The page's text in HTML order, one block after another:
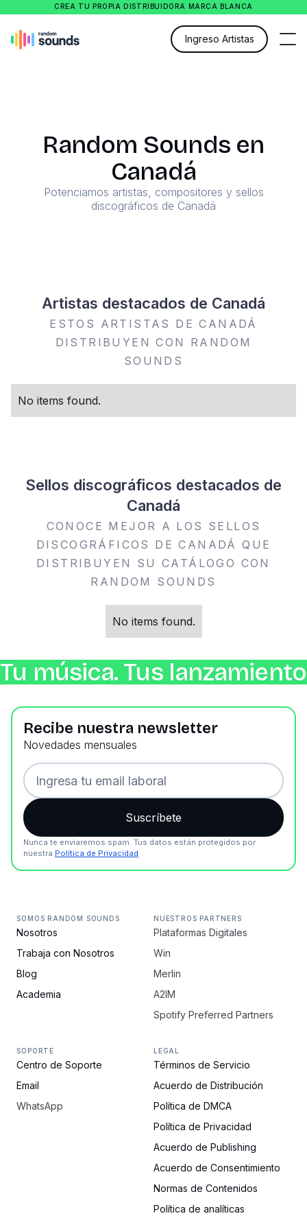
CREA TU PROPIA DISTRIBUIDORA MARCA BLANCA
Ingreso Artistas
Random Sounds en
Canadá
Potenciamos artistas, compositores y sellos
discográficos de Canadá
Artistas destacados de Canadá
ESTOS ARTISTAS DE CANADÁ
DISTRIBUYEN CON RANDOM
SOUNDS
No items found.
Sellos discográficos destacados de
Canadá
CONOCE MEJOR A LOS SELLOS
DISCOGRÁFICOS DE CANADÁ QUE
DISTRIBUYEN SU CATÁLOGO CON
RANDOM SOUNDS
No items found.
Tu música. Tus
Recibe nuestra newsletter
Novedades mensuales
Nunca te enviaremos spam. Tus datos están protegidos por
nuestra Política de Privacidad
SOMOS RANDOM SOUNDS
Nosotros
Trabaja con Nosotros
Blog
Academia
NUESTROS PARTNERS
Plataformas Digitales
Win
Merlin
A2IM
Spotify Preferred Partners
SOPORTE
Centro de Soporte
Email
WhatsApp
LEGAL
Términos de Servicio
Acuerdo de Distribución
Política de DMCA
Política de Privacidad
Acuerdo de Publishing
Acuerdo de Consentimiento
Normas de Contenidos
Política de analíticas